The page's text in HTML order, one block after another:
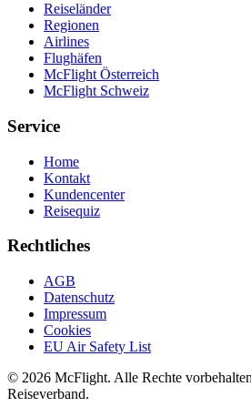
Reiseländer
Regionen
Airlines
Flughäfen
McFlight Österreich
McFlight Schweiz
Service
Home
Kontakt
Kundencenter
Reisequiz
Rechtliches
AGB
Datenschutz
Impressum
Cookies
EU Air Safety List
© 2026 McFlight. Alle Rechte
Reiseverband.